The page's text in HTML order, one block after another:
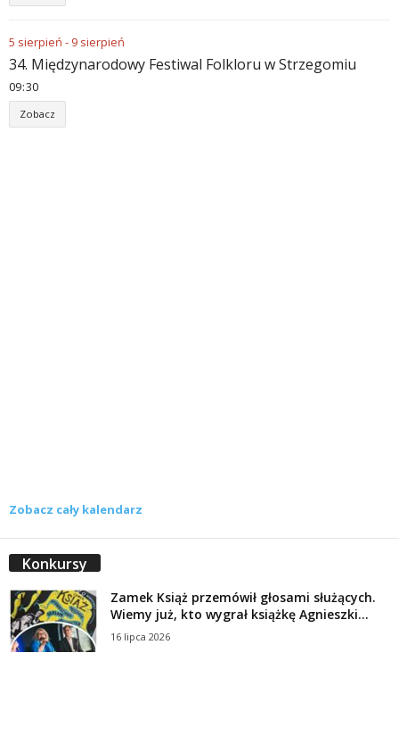
5 sierpień - 9 sierpień
34. Międzynarodowy Festiwal Folkloru w Strzegomiu
09:30
Zobacz
Zobacz cały kalendarz
Konkursy
Zamek Książ przemówił głosami służących.
Wiemy już, kto wygrał książkę Agnieszki...
16 lipca 2026